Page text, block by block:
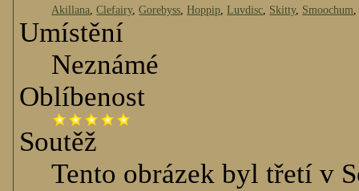
Akillana,Clefairy,Gorebyss,Hoppip,Luvdisc, Skitty, Smoochum
Umístění
Neznámé
Oblíbenost
Soutěž
Tento obrázek byl třetí v